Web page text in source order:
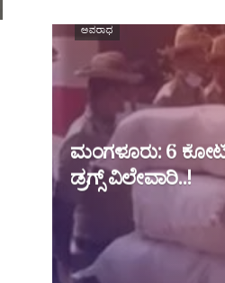
ಅಪರಾಧ
ಮಂಗಳೂರು: 6
ಡ್ರಗ್ಸ್ ವಿಲೇವಾರಿ..!